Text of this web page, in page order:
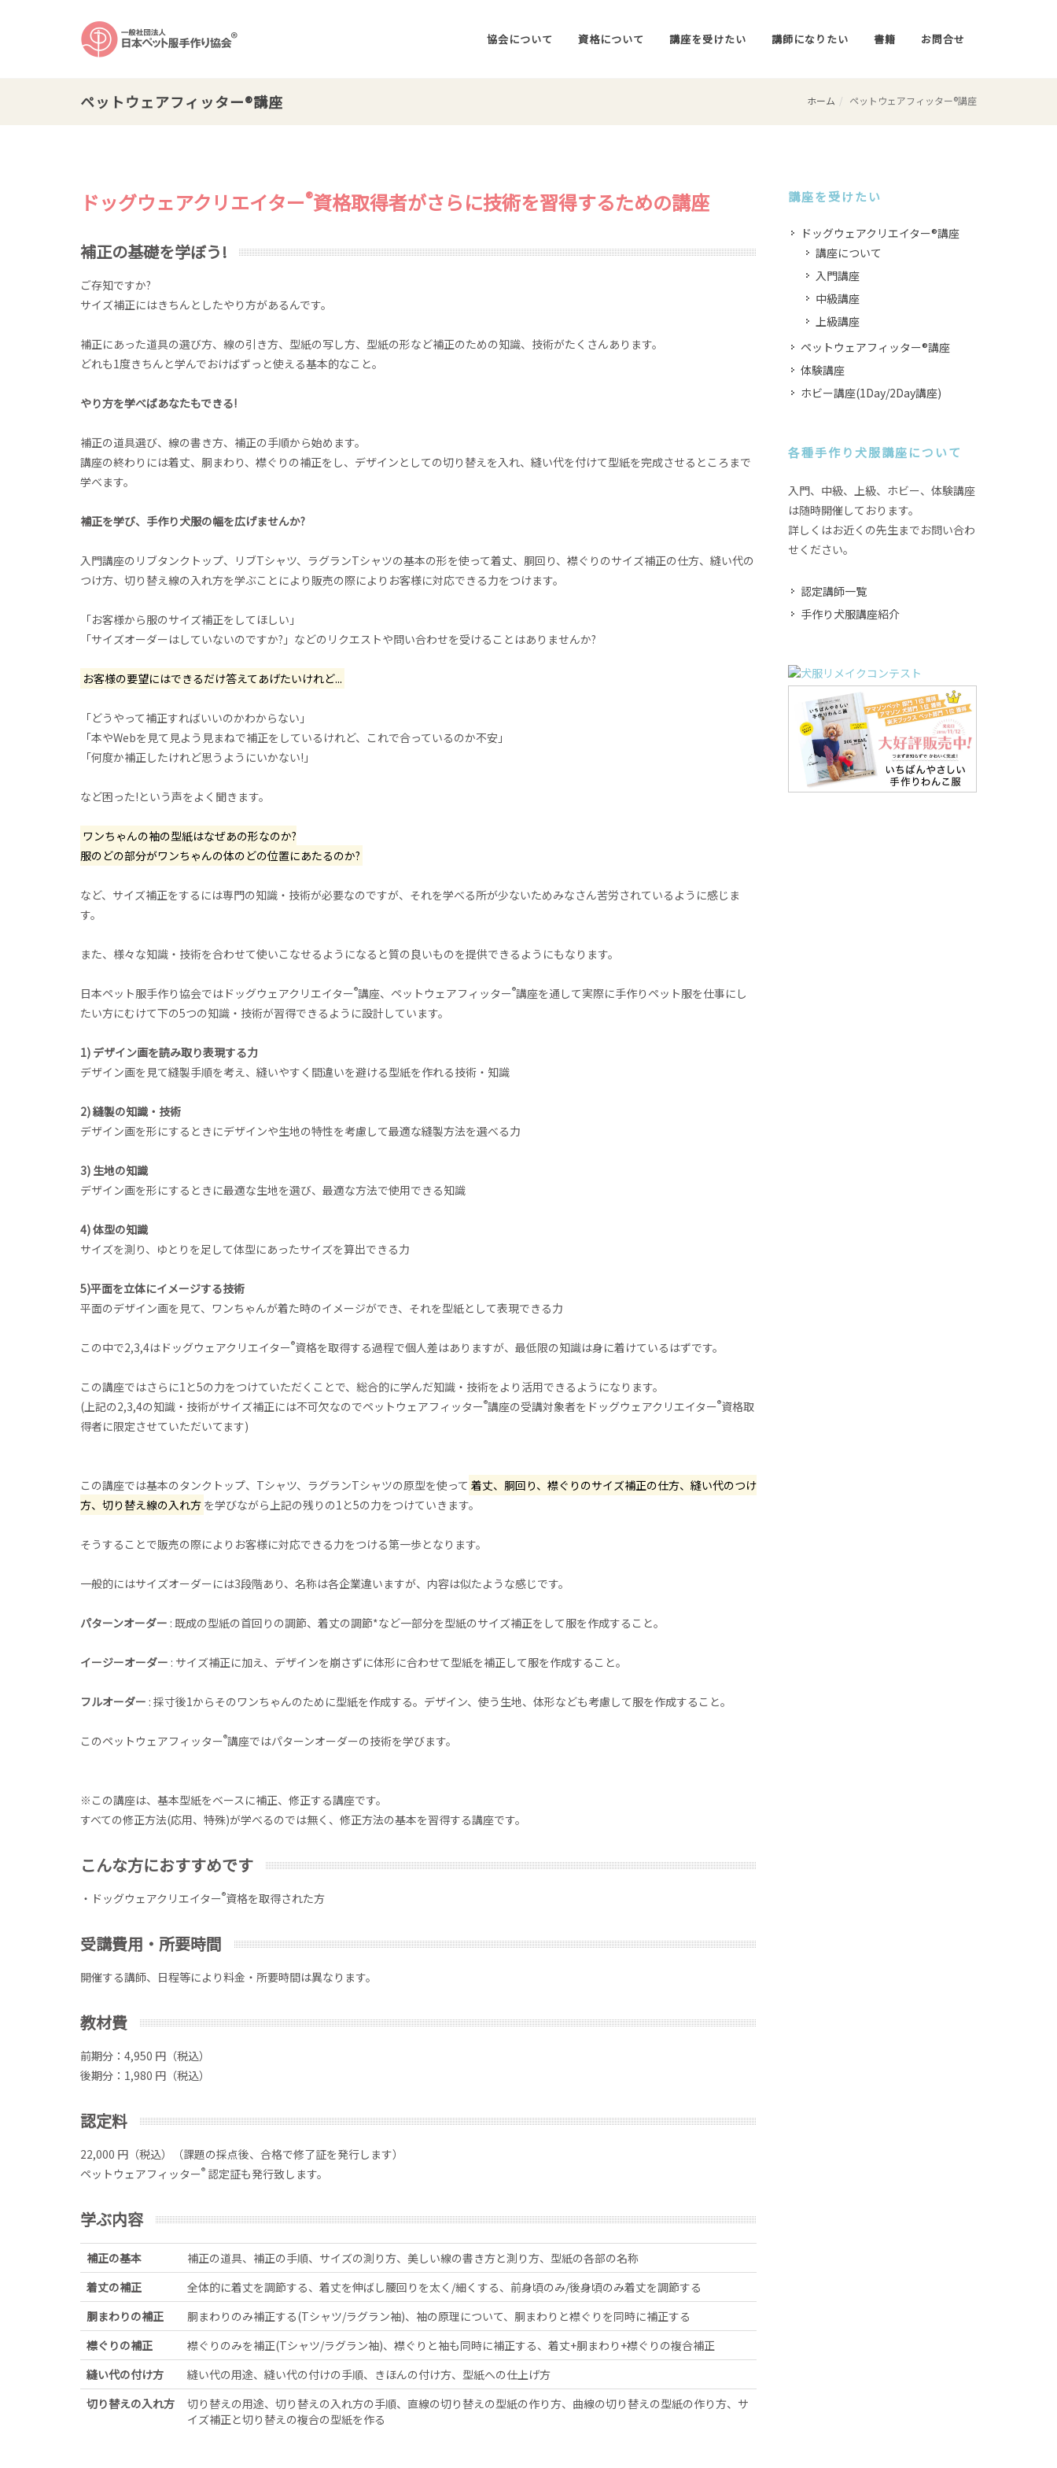
協会について 資格について 講座を受けたい 講師になりたい 書籍 お問合せ
ペットウェアフィッター®講座 ホーム ペットウェアフィッター®講座
ドッグウェアクリエイター®資格取得者がさらに技術を習得するための講座
補正の基礎を学ぼう!
ご存知ですか?
サイズ補正にはきちんとしたやり方があるんです。
補正にあった道具の選び方、線の引き方、型紙の写し方、型紙の形など補正のための知識、技術がたくさんあります。
どれも1度きちんと学んでおけばずっと使える基本的なこと。
やり方を学べばあなたもできる!
補正の道具選び、線の書き方、補正の手順から始めます。
講座の終わりには着丈、胴まわり、襟ぐりの補正をし、デザインとしての切り替えを入れ、縫い代を付けて型紙を完成させるところまで
学べます。
補正を学び、手作り犬服の幅を広げませんか?
入門講座のリブタンクトップ、リブTシャツ、ラグランTシャツの基本の形を使って着丈、胴回り、襟ぐりのサイズ補正の仕方、縫い代の
つけ方、切り替え線の入れ方を学ぶことにより販売の際によりお客様に対応できる力をつけます。
「お客様から服のサイズ補正をしてほしい」
「サイズオーダーはしていないのですか?」などのリクエストや問い合わせを受けることはありませんか?
お客様の要望にはできるだけ答えてあげたいけれど...
「どうやって補正すればいいのかわからない」
「本やWebを見て見よう見まねで補正をしているけれど、これで合っているのか不安」
「何度か補正したけれど思うようにいかない!」
など困った!という声をよく聞きます。
ワンちゃんの袖の型紙はなぜあの形なのか?
服のどの部分がワンちゃんの体のどの位置にあたるのか?
など、サイズ補正をするには専門の知識・技術が必要なのですが、それを学べる所が少ないためみなさん苦労されているように感じま
す。
また、様々な知識・技術を合わせて使いこなせるようになると質の良いものを提供できるようにもなります。
日本ペット服手作り協会ではドッグウェアクリエイター®講座、ペットウェアフィッター®講座を通して実際に手作りペット服を仕事にし
たい方にむけて下の5つの知識・技術が習得できるように設計しています。
1) デザイン画を読み取り表現する力
デザイン画を見て縫製手順を考え、縫いやすく間違いを避ける型紙を作れる技術・知識
2) 縫製の知識・技術
デザイン画を形にするときにデザインや生地の特性を考慮して最適な縫製方法を選べる力
3) 生地の知識
デザイン画を形にするときに最適な生地を選び、最適な方法で使用できる知識
4) 体型の知識
サイズを測り、ゆとりを足して体型にあったサイズを算出できる力
5)平面を立体にイメージする技術
平面のデザイン画を見て、ワンちゃんが着た時のイメージができ、それを型紙として表現できる力
この中で2,3,4はドッグウェアクリエイター®資格を取得する過程で個人差はありますが、最低限の知識は身に着けているはずです。
この講座ではさらに1と5の力をつけていただくことで、総合的に学んだ知識・技術をより活用できるようになります。
(上記の2,3,4の知識・技術がサイズ補正には不可欠なのでペットウェアフィッター®講座の受講対象者をドッグウェアクリエイター®資格取
得者に限定させていただいてます)
この講座では基本のタンクトップ、Tシャツ、ラグランTシャツの原型を使って 着丈、胴回り、襟ぐりのサイズ補正の仕方、縫い代のつけ
方、切り替え線の入れ方 を学びながら上記の残りの1と5の力をつけていきます。
そうすることで販売の際によりお客様に対応できる力をつける第一歩となります。
一般的にはサイズオーダーには3段階あり、名称は各企業違いますが、内容は似たような感じです。
パターンオーダー : 既成の型紙の首回りの調節、着丈の調節*など一部分を型紙のサイズ補正をして服を作成すること。
イージーオーダー : サイズ補正に加え、デザインを崩さずに体形に合わせて型紙を補正して服を作成すること。
フルオーダー : 採寸後1からそのワンちゃんのために型紙を作成する。デザイン、使う生地、体形なども考慮して服を作成すること。
このペットウェアフィッター®講座ではパターンオーダーの技術を学びます。
※この講座は、基本型紙をベースに補正、修正する講座です。
すべての修正方法(応用、特殊)が学べるのでは無く、修正方法の基本を習得する講座です。
こんな方におすすめです
・ドッグウェアクリエイター®資格を取得された方
受講費用・所要時間
開催する講師、日程等により料金・所要時間は異なります。
教材費
前期分：4,950 円（税込）
後期分：1,980 円（税込）
認定料
22,000 円（税込）（課題の採点後、合格で修了証を発行します）
ペットウェアフィッター® 認定証も発行致します。
学ぶ内容
補正の基本
補正の道具、補正の手順、サイズの測り方、美しい線の書き方と測り方、型紙の各部の名称
着丈の補正
全体的に着丈を調節する、着丈を伸ばし腰回りを太く/細くする、前身頃のみ/後身頃のみ着丈を調節する
胴まわりの補正
胴まわりのみ補正する(Tシャツ/ラグラン袖)、袖の原理について、胴まわりと襟ぐりを同時に補正する
襟ぐりの補正
襟ぐりのみを補正(Tシャツ/ラグラン袖)、襟ぐりと袖も同時に補正する、着丈+胴まわり+襟ぐりの複合補正
縫い代の付け方
縫い代の用途、縫い代の付けの手順、きほんの付け方、型紙への仕上げ方
切り替えの入れ方
切り替えの用途、切り替えの入れ方の手順、直線の切り替えの型紙の作り方、曲線の切り替えの型紙の作り方、サ
イズ補正と切り替えの複合の型紙を作る
講座を受けたい
ドッグウェアクリエイター®講座
講座について
入門講座
中級講座
上級講座
ペットウェアフィッター®講座
体験講座
ホビー講座(1Day/2Day講座)
各種手作り犬服講座について
入門、中級、上級、ホビー、体験講座
は随時開催しております。
詳しくはお近くの先生までお問い合わ
せください。
認定講師一覧
手作り犬服講座紹介